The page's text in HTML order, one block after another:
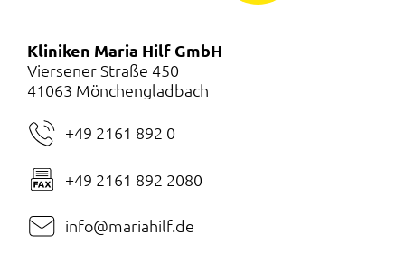
Kliniken Maria Hilf GmbH
Viersener Straße 450
41063 Mönchengladbach
+49 2161 892 0
+49 2161 892 2080
info@mariahilf.de